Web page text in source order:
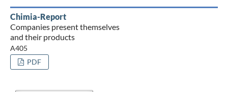
Chimia-Report
Companies present themselves
and their products
A405
PDF